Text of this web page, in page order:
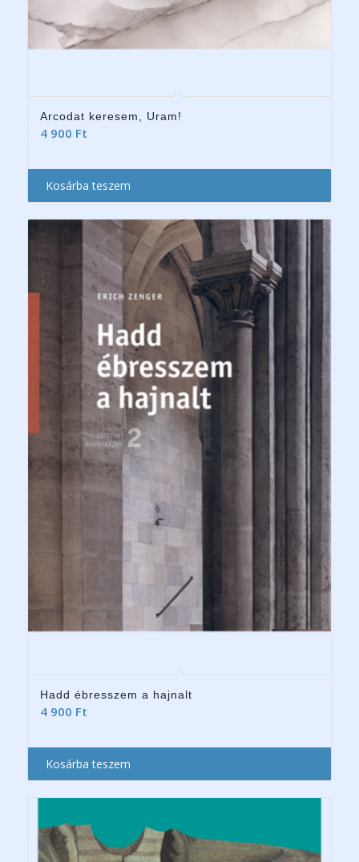
Arcodat keresem, Uram!
4 900 Ft
Kosárba teszem
Hadd ébresszem a hajnalt
4 900 Ft
Kosárba teszem